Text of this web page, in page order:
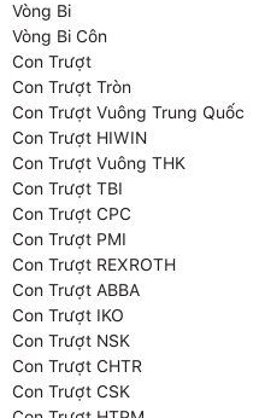
Vòng Bi
Vòng Bi Côn
Con Trượt
Con Trượt Tròn
Con Trượt Vuông Trung Quốc
Con Trượt HIWIN
Con Trượt Vuông THK
Con Trượt TBI
Con Trượt CPC
Con Trượt PMI
Con Trượt REXROTH
Con Trượt ABBA
Con Trượt IKO
Con Trượt NSK
Con Trượt CHTR
Con Trượt CSK